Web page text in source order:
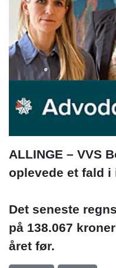
ALLINGE – VVS
oplevede et fald i
Det seneste
på 138.067
året før.